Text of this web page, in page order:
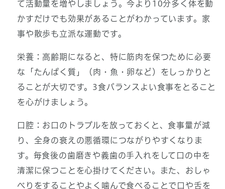
て活動量を増やしましょう。今より10分多く体を動
かすだけでも効果があることがわかっています。家
事や散歩も立派な運動です。
栄養：高齢期になると、特に筋肉を保つために必要
な「たんぱく質」（肉・魚・卵など）をしっかりと
ることが大切です。3食バランスよい食事をとること
を心がけましょう。
口腔：お口のトラブルを放っておくと、食事量が減
り、全身の衰えの悪循環につながりやすくなりま
す。毎食後の歯磨きや義歯の手入れをして口の中を
清潔に保つことを心掛けてください。また、おしゃ
べりをすることやよく噛んで食べることで口や舌を